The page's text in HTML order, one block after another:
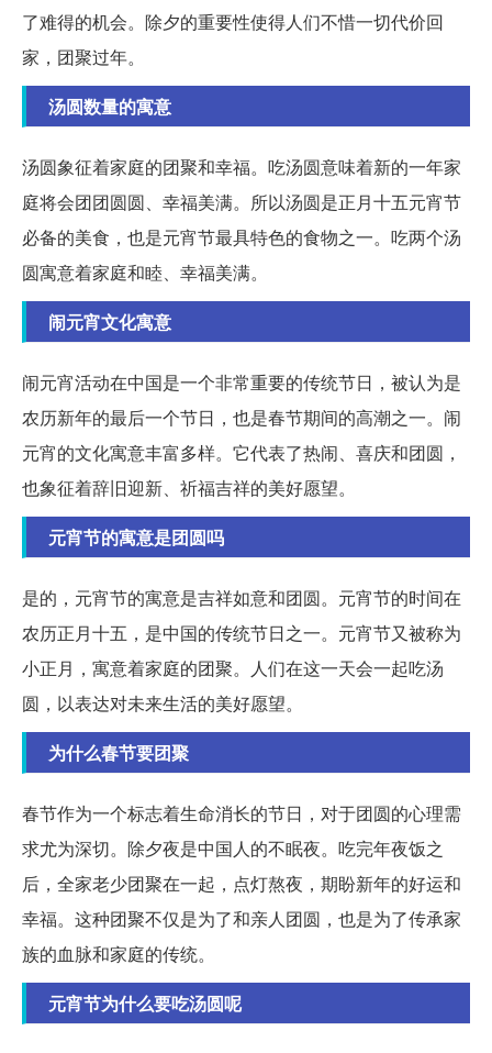
了难得的机会。除夕的重要性使得人们不惜一切代价回
家，团聚过年。
汤圆数量的寓意
汤圆象征着家庭的团聚和幸福。吃汤圆意味着新的一年家
庭将会团团圆圆、幸福美满。所以汤圆是正月十五元宵节
必备的美食，也是元宵节最具特色的食物之一。吃两个汤
圆寓意着家庭和睦、幸福美满。
闹元宵文化寓意
闹元宵活动在中国是一个非常重要的传统节日，被认为是
农历新年的最后一个节日，也是春节期间的高潮之一。闹
元宵的文化寓意丰富多样。它代表了热闹、喜庆和团圆，
也象征着辞旧迎新、祈福吉祥的美好愿望。
元宵节的寓意是团圆吗
是的，元宵节的寓意是吉祥如意和团圆。元宵节的时间在
农历正月十五，是中国的传统节日之一。元宵节又被称为
小正月，寓意着家庭的团聚。人们在这一天会一起吃汤
圆，以表达对未来生活的美好愿望。
为什么春节要团聚
春节作为一个标志着生命消长的节日，对于团圆的心理需
求尤为深切。除夕夜是中国人的不眠夜。吃完年夜饭之
后，全家老少团聚在一起，点灯熬夜，期盼新年的好运和
幸福。这种团聚不仅是为了和亲人团圆，也是为了传承家
族的血脉和家庭的传统。
元宵节为什么要吃汤圆呢